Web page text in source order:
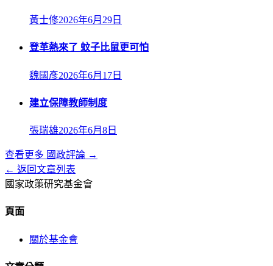
黃士修2026年6月29日
登革熱來了 蚊子比鼠更可怕
魏國彥2026年6月17日
建立保障教師制度
張瑞雄2026年6月8日
查看更多 國政評論 →
← 返回文章列表
國家政策研究基金會
頁面
關於基金會